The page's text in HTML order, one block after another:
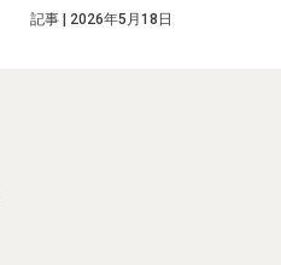
記事 2026年5月18日